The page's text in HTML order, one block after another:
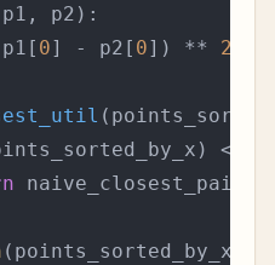
p1, p2 ):
0] - p2[ 0]) ** 2
(
<=
(points_sorted_by_x)